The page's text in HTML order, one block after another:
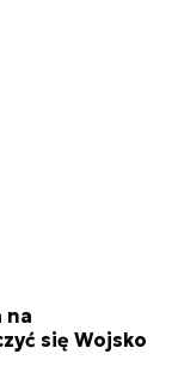
na
się Wojsko